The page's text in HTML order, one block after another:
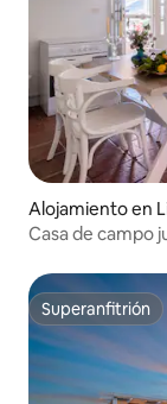
Alojamiento en
Casa de campo
Superanfitrión
Superanfitrión